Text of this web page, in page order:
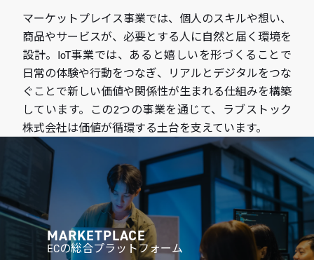
マーケットプレイス事業では、個人のスキルや想い、
商品やサービスが、必要とする人に自然と届く環境を
設計。IoT事業では、あると嬉しいを形づくることで
日常の体験や行動をつなぎ、リアルとデジタルをつな
ぐことで新しい価値や関係性が生まれる仕組みを構築
しています。この2つの事業を通じて、ラブストック
株式会社は価値が循環する土台を支えています。
MARKETPLACE
ECの総合プラットフォーム